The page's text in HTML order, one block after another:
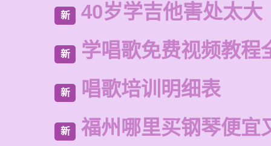
新 40岁学吉他害处太大
新 学唱歌免费视频教程
新 唱歌培训明细表
新 福州哪里买钢琴便宜